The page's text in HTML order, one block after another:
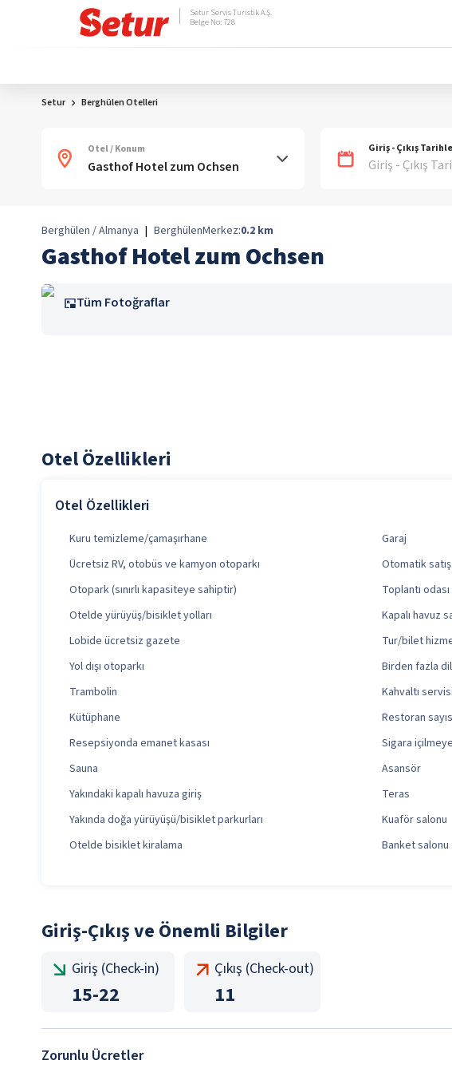
Setur Servis Turistik A.Ş.
Belge No: 728
Setur Berghülen Otelleri
Otel / Konum Giriş - Çıkış
Giriş - Çıkış
Berghülen / Almanya | BerghülenMerkez:0.2 km
Gasthof Hotel zum Ochsen
Tüm Fotoğraflar
Otel Özellikleri
Otel Özellikleri
Kuru temizleme/çamaşırhane Garaj
Ücretsiz RV, otobüs ve kamyon otoparkı
Otomatik
Otopark (sınırlı kapasiteye sahiptir)
Toplantı odası
Otelde yürüyüş/bisiklet yolları
Kapalı havuz
Lobide ücretsiz gazete
Tur/bilet
Yol dışı otoparkı
Birden fazla
Trambolin
Kahvaltı
Kütüphane
Restoran
Resepsiyonda emanet kasası
Sigara
Sauna
Asansör
Yakındaki kapalı havuza giriş
Teras
Yakında doğa yürüyüşü/bisiklet parkurları
Kuaför salonu
Otelde bisiklet kiralama
Banket salonu
Giriş-Çıkış ve Önemli Bilgiler
Giriş (Check-in)
15-22
Çıkış (Check-out)
11
Zorunlu Ücretler